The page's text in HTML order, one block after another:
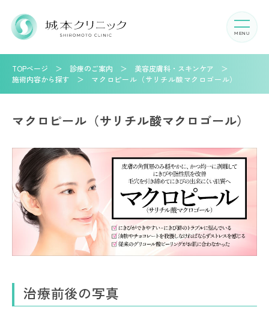
TOPページ 診療のご案内
美容皮膚科・スキンケア
施術内容から探す
マクロピール（サリチル酸マクロゴール）
マクロピール（サリチル酸マクロゴール）
治療前後の写真